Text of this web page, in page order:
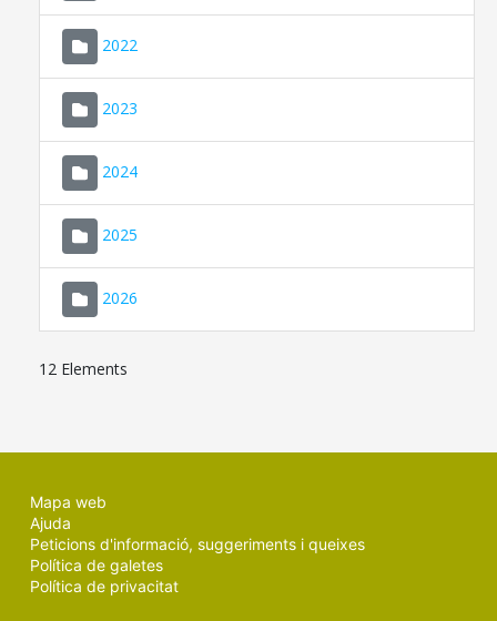
2022
2023
2024
2025
2026
12 Elements
Mapa web
Ajuda
Peticions d'informació, suggeriments i queixes
Política de galetes
Política de privacitat